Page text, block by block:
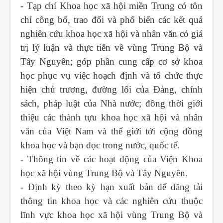
- Tạp chí Khoa học xã hội miền Trung có tôn
chỉ công bố, trao đổi và phổ biến các kết quả
nghiên cứu khoa học xã hội và nhân văn có giá
trị lý luận và thực tiễn về vùng Trung Bộ và
Tây Nguyên; góp phần cung cấp cơ sở khoa
học phục vụ việc hoạch định và tổ chức thực
hiện chủ trương, đường lối của Đảng, chính
sách, pháp luật của Nhà nước; đồng thời giới
thiệu các thành tựu khoa học xã hội và nhân
văn của Việt Nam và thế giới tới cộng đồng
khoa học và bạn đọc trong nước, quốc tế.
- Thông tin về các hoạt động của Viện Khoa
học xã hội vùng Trung Bộ và Tây Nguyên.
- Định kỳ theo kỳ hạn xuất bản để đăng tải
thông tin khoa học và các nghiên cứu thuộc
lĩnh vực khoa học xã hội vùng Trung Bộ và